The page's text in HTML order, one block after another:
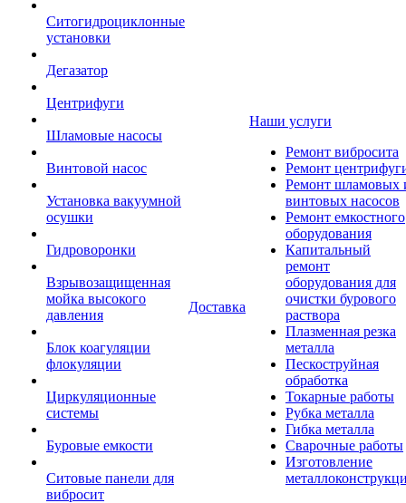
Ситогидроциклонные
установки
Дегазатор
Центрифуги
Шламовые насосы
Винтовой насос
Установка вакуумной
осушки
Гидроворонки
Взрывозащищенная
мойка высокого
давления
Блок коагуляции
флокуляции
Циркуляционные
системы
Буровые емкости
Ситовые панели для
вибросит
Доставка
Наши услуги
Ремонт вибросита
Ремонт
Ремонт шламовых
винтовых насосов
Ремонт емкостного
оборудования
Капитальный
ремонт
оборудования для
очистки бурового
раствора
Плазменная резка
металла
Пескоструйная
обработка
Токарные работы
Рубка металла
Гибка металла
Сварочные работы
Изготовление